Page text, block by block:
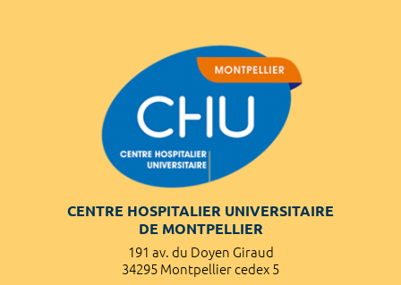
CENTRE HOSPITALIER UNIVERSITAIRE
DE MONTPELLIER
191 av. du Doyen Giraud
34295 Montpellier cedex 5